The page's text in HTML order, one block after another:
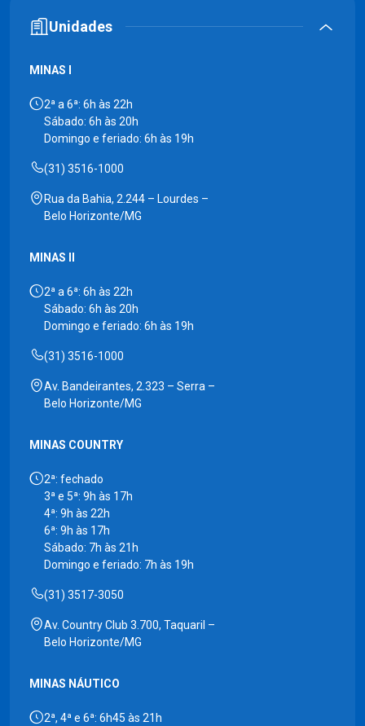
Unidades
MINAS I
2ª a 6ª: 6h às 22h
Sábado: 6h às 20h
Domingo e feriado: 6h às 19h
(31) 3516-1000
Rua da Bahia, 2.244 – Lourdes –
Belo Horizonte/MG
MINAS II
2ª a 6ª: 6h às 22h
Sábado: 6h às 20h
Domingo e feriado: 6h às 19h
(31) 3516-1000
Av. Bandeirantes, 2.323 – Serra –
Belo Horizonte/MG
MINAS COUNTRY
2ª: fechado
3ª e 5ª: 9h às 17h
4ª: 9h às 22h
6ª: 9h às 17h
Sábado: 7h às 21h
Domingo e feriado: 7h às 19h
(31) 3517-3050
Av. Country Club 3.700, Taquaril –
Belo Horizonte/MG
MINAS NÁUTICO
2ª, 4ª e 6ª: 6h45 às 21h